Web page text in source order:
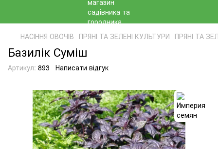
НАСІННЯ ОВОЧІВ ПРЯНІ ТА ЗЕЛЕНІ КУЛЬТУРИ ПРЯНІ ТА
Базилік Суміш
Артикул: 893 Написати відгук